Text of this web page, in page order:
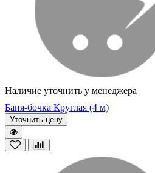
Наличие уточнить у менеджера
Баня-бочка Круглая (4 м)
Уточнить цену